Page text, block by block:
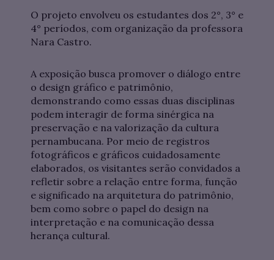
O projeto envolveu os estudantes dos 2°, 3° e
4° períodos, com organização da professora
Nara Castro.
A exposição busca promover o diálogo entre
o design gráfico e patrimônio,
demonstrando como essas duas disciplinas
podem interagir de forma sinérgica na
preservação e na valorização da cultura
pernambucana. Por meio de registros
fotográficos e gráficos cuidadosamente
elaborados, os visitantes serão convidados a
refletir sobre a relação entre forma, função
e significado na arquitetura do patrimônio,
bem como sobre o papel do design na
interpretação e na comunicação dessa
herança cultural.